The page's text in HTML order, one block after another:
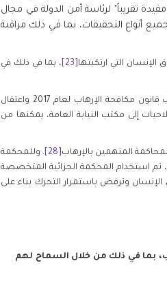
تقريباً" لرئاسة أمن الدولة في مجال
أنواع التحقيقات، بما في ذلك مراقبة
[23]
، بما في ذلك في
تعمل رئاسة أمن الدولة عن كثب مع مكتب النيابة العامة، المكلف بشكل أساسي بالتحقيق في الأفعال المجرمة بموجب قانون مكافحة الإرهاب لعام 2017 واعتقال
2017 والمرسوم الملكي رقم 125/م، الذي يوسع الصلاحيات إلى مكتب النيابة العامة، يمكنها من
لمحاكمة المتهمين بالإرهاب [28]
. وللمحكمة
. ومع ذلك، منذ عام 2010، تم استخدام المحكمة الجزائية المتخصصة
الإنسان وترفض باستمرار التحرك بناء على
بما في ذلك من خلال السماح لهم